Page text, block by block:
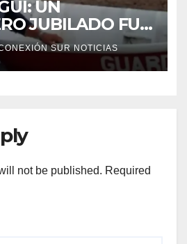
UN
JUBILADO FUE
EN MEDIO DE UN
SUR NOTICIAS
not be published. Required